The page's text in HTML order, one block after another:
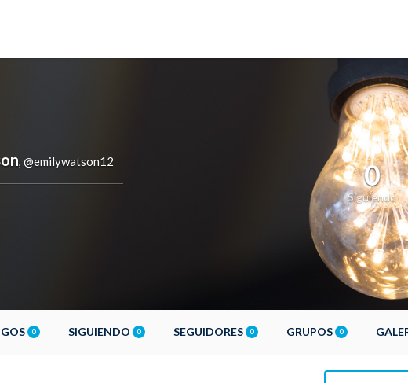
, @emilywatson12 0
Siguiendo
0 SIGUIENDO 0 SEGUIDORES 0 GRUPOS 0